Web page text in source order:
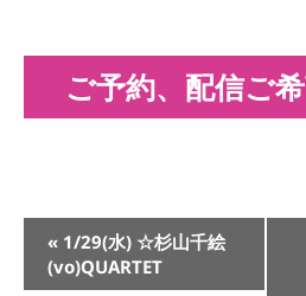
ご予約、配信ご
イ
ベ
ン
« 1/29(水) ☆杉山千絵
(vo)QUARTET